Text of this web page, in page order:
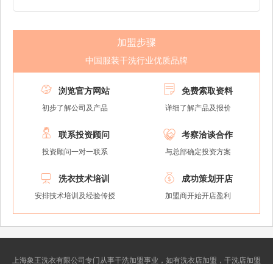
加盟步骤
中国服装干洗行业优质品牌
 浏览官方网站
初步了解公司及产品
 免费索取资料
详细了解产品及报价
 联系投资顾问
投资顾问一对一联系
 考察洽谈合作
与总部确定投资方案
 洗衣技术培训
安排技术培训及经验传授
 成功策划开店
加盟商开始开店盈利
上海象王洗衣有限公司专门从事干洗加盟事业，如有洗衣店加盟，干洗店加盟